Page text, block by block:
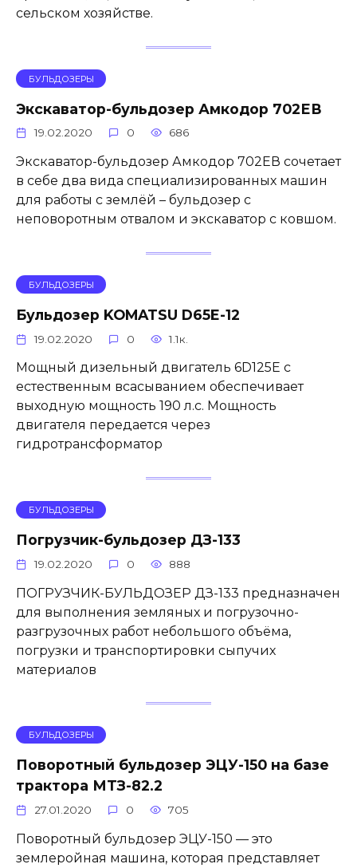
сельском хозяйстве.
БУЛЬДОЗЕРЫ
Экскаватор-бульдозер Амкодор 702ЕВ
19.02.2020 0 686
Экскаватор-бульдозер Амкодор 702ЕВ сочетает
в себе два вида специализированных машин
для работы с землёй – бульдозер с
неповоротным отвалом и экскаватор с ковшом.
БУЛЬДОЗЕРЫ
Бульдозер KOMATSU D65E-12
19.02.2020 0 1.1к.
Мощный дизельный двигатель 6D125E с
естественным всасыванием обеспечивает
выходную мощность 190 л.с. Мощность
двигателя передается через
гидротрансформатор
БУЛЬДОЗЕРЫ
Погрузчик-бульдозер ДЗ-133
19.02.2020 0 888
ПОГРУЗЧИК-БУЛЬДОЗЕР ДЗ-133 предназначен
для выполнения земляных и погрузочно-
разгрузочных работ небольшого объёма,
погрузки и транспортировки сыпучих
материалов
БУЛЬДОЗЕРЫ
Поворотный бульдозер ЭЦУ-150 на базе
трактора МТЗ-82.2
27.01.2020 0 705
Поворотный бульдозер ЭЦУ-150 — это
землеройная машина, которая представляет